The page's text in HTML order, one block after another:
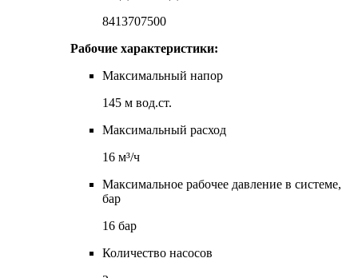
8413707500
Рабочие характеристики:
Максимальный напор
145 м вод.ст.
Максимальный расход
16 м³/ч
Максимальное рабочее давление в системе,
бар
16 бар
Количество насосов